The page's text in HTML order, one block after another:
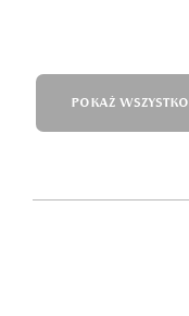
POKAŻ WSZYSTKO